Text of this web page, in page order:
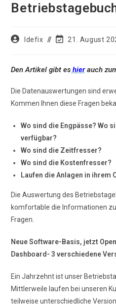
Beitrags-
Idefix
Beitrag
am:
21. August
Den Artikel gibt es hierauch
Die Datenauswertungen sind
Kommen Ihnen diese Fragen
Wo sind die Engpässe? Wo
verfügbar?
Wo sind die Zeitfresser?
Wo sind die Kostenfresser?
Laufen die Anlagen in ihrem
Die Auswertung des
komfortable die Informationen
Fragen.
Neue Software-Basis, jetzt
Dashboard- 3 verschiedene
Ein Jahrzehnt ist unser
Mittlerweile laufen bei unseren
teilweise unterschiedliche